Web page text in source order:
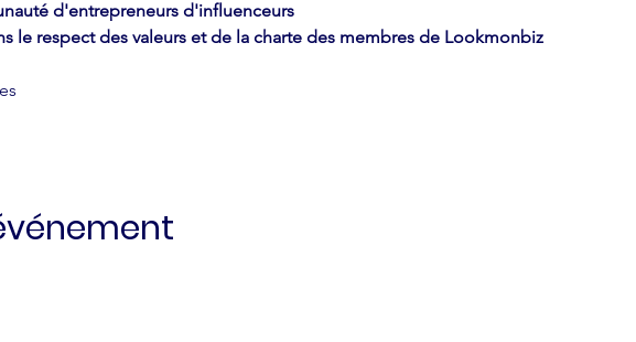
d'entrepreneurs d'influenceurs
le respect des valeurs et de la charte des membres de Lookmonbiz